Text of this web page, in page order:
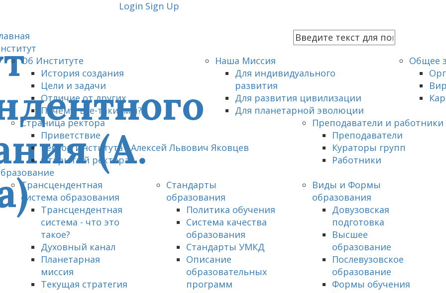
Login Sign Up
Об Институте
История создания
Цели и задачи
Отличие от других
Почему, все-таки, мы?
Наша Миссия
Для индивидуального
развития
Для развития цивилизации
Для планетарной эволюции
Общее
Страница ректора
Приветствие
Ректор Института - Алексей Львович Яковцев
Открытый ректорат
Преподаватели и работники
Преподаватели
Кураторы групп
Работники
Трансцендентная
система образования
Трансцендентная
система - что это
такое?
Духовный канал
Планетарная
миссия
Текущая стратегия
Стандарты
образования
Политика обучения
Система качества
образования
Стандарты УМКД
Описание
образовательных
программ
Виды и Формы
образования
Довузовская
подготовка
Высшее
образование
Послевузовское
образование
Формы обучения